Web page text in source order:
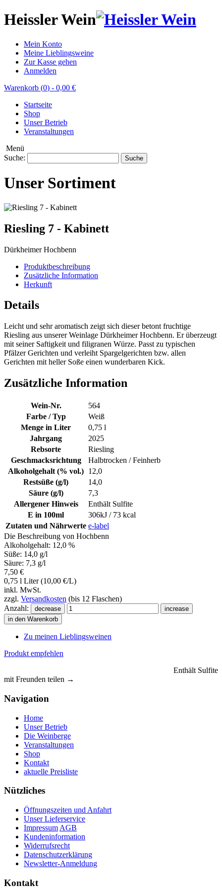
Heissler Wein
Mein Konto
Meine Lieblingsweine
Zur Kasse gehen
Anmelden
Warenkorb (0) - 0,00 €
Startseite
Shop
Unser Betrieb
Veranstaltungen
Menü
Suche:
Suche
Unser Sortiment
Riesling 7 - Kabinett
Dürkheimer Hochbenn
Produktbeschreibung
Zusätzliche Information
Herkunft
Details
Leicht und sehr aromatisch zeigt sich dieser betont fruchtige
Riesling aus unserer Weinlage Dürkheimer Hochbenn. Er überzeugt
mit seiner Saftigkeit und filigranen Würze. Passt zu typischen
Pfälzer Gerichten und verleiht Spargelgerichten bzw. allen
Gerichten mit heller Soße einen wunderbaren Kick.
Zusätzliche Information
Wein-Nr.
564
Farbe / Typ
Weiß
Menge in Liter
0,75 l
Jahrgang
2025
Rebsorte
Riesling
Geschmacksrichtung
Halbtrocken / Feinherb
Alkoholgehalt (% vol.) 12,0
Restsüße (g/l)
14,0
Säure (g/l)
7,3
Allergener Hinweis
Enthält Sulfite
E in 100ml
306kJ / 73 kcal
Zutaten und Nährwerte e-label
Die Beschreibung von Hochbenn
Keyboard shortcuts
Alkoholgehalt: 12,0 %
Süße: 14,0 g/l
Säure: 7,3 g/l
7,50 €
0,75 l Liter (10,00 €/L)
inkl. MwSt.
zzgl. Versandkosten (bis 12 Flaschen)
Anzahl:
in den Warenkorb
Zu meinen Lieblingsweinen
Produkt empfehlen
Enthält Sulfite
mit Freunden teilen →
Navigation
Home
Unser Betrieb
Die Weinberge
Veranstaltungen
Shop
Kontakt
aktuelle Preisliste
Nützliches
Öffnungszeiten und Anfahrt
Unser Lieferservice
Impressum AGB
Kundeninformation
Widerrufsrecht
Datenschutzerklärung
Newsletter-Anmeldung
Kontakt